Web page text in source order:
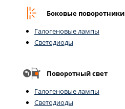
Боковые поворотники
Галогеновые лампы
Светодиоды
Поворотный свет
Галогеновые лампы
Светодиоды